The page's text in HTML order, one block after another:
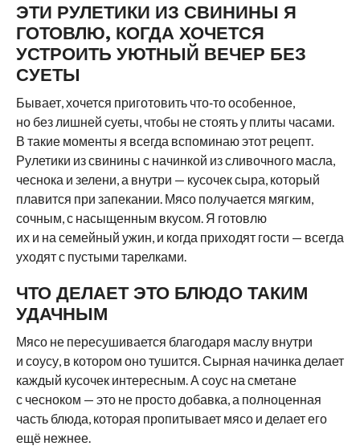
ЭТИ РУЛЕТИКИ ИЗ СВИНИНЫ Я
ГОТОВЛЮ, КОГДА ХОЧЕТСЯ
УСТРОИТЬ УЮТНЫЙ ВЕЧЕР БЕЗ
СУЕТЫ
Бывает, хочется приготовить что‑то особенное,
но без лишней суеты, чтобы не стоять у плиты часами.
В такие моменты я всегда вспоминаю этот рецепт.
Рулетики из свинины с начинкой из сливочного масла,
чеснока и зелени, а внутри — кусочек сыра, который
плавится при запекании. Мясо получается мягким,
сочным, с насыщенным вкусом. Я готовлю
их и на семейный ужин, и когда приходят гости — всегда
уходят с пустыми тарелками.
ЧТО ДЕЛАЕТ ЭТО БЛЮДО ТАКИМ
УДАЧНЫМ
Мясо не пересушивается благодаря маслу внутри
и соусу, в котором оно тушится. Сырная начинка делает
каждый кусочек интересным. А соус на сметане
с чесноком — это не просто добавка, а полноценная
часть блюда, которая пропитывает мясо и делает его
ещё нежнее.